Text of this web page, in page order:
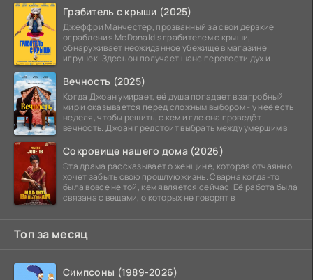
Грабитель с крыши (2025)
Джеффри Манчестер, прозванный за свои дерзкие
ограбления McDonald s грабителем с крыши,
обнаруживает неожиданное убежище в магазине
игрушек. Здесь он получает шанс перевести дух и
Вечность (2025)
Когда Джоан умирает, её душа попадает в загробный
мир и оказывается перед сложным выбором - у неё есть
неделя, чтобы решить, с кем и где она проведёт
вечность. Джоан предстоит выбрать между умершим в
Сокровище нашего дома (2026)
Эта драма рассказывает о женщине, которая отчаянно
хочет забыть свою прошлую жизнь. Сварна когда-то
была вовсе не той, кем является сейчас. Её работа была
связана с вещами, о которых не говорят в
Топ за месяц
Симпсоны (1989-2026)